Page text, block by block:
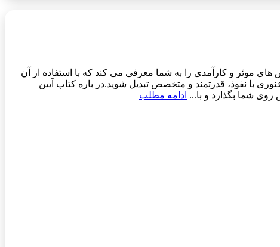
موثر و کارآمدی را به شما معرفی می کند که با استفاده از آن
با نفوذ، قدرتمند و متخصص تبدیل شوید.در باره کتاب آیین
شما بگذارد و با... ادامه مطلب